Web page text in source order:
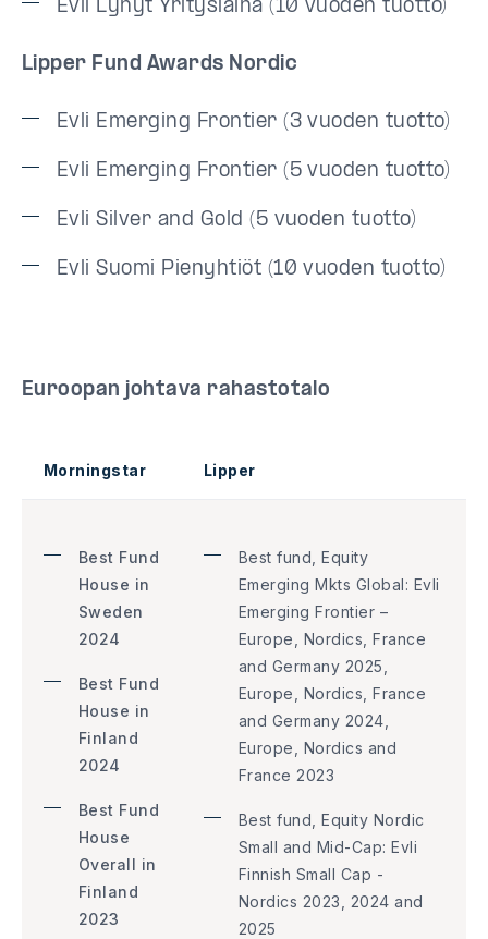
Evli Lyhyt Yrityslaina (10 vuoden tuotto)
Lipper Fund Awards Nordic
Evli Emerging Frontier (3 vuoden tuotto)
Evli Emerging Frontier (5 vuoden tuotto)
Evli Silver and Gold (5 vuoden tuotto)
Evli Suomi Pienyhtiöt (10 vuoden tuotto)
Euroopan johtava rahastotalo
Morningstar Lipper
Best Fund
House in
Sweden
2024
Best Fund
House in
Finland
2024
Best Fund
House
Overall in
Finland
2023
Best fund, Equity
Emerging Mkts Global: Evli
Emerging Frontier –
Europe, Nordics, France
and Germany 2025,
Europe, Nordics, France
and Germany 2024,
Europe, Nordics and
France 2023
Best fund, Equity Nordic
Small and Mid-Cap: Evli
Finnish Small Cap -
Nordics 2023, 2024 and
2025